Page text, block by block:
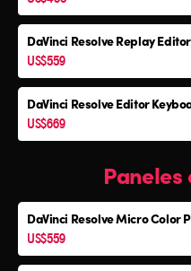
DaVinci ResolveReplay Editor
US$559
DaVinci ResolveEditor
US$669
DaVinci ResolveMicro Color
US$559